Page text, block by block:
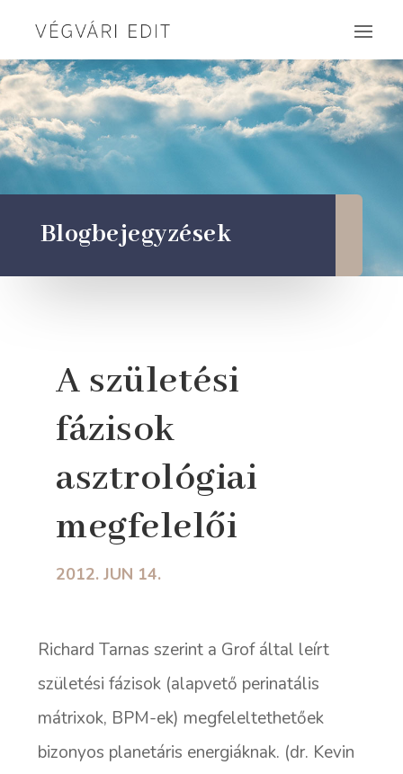
Blogbejegyzések
A születési
fázisok
asztrológiai
megfelelői
2012. JUN 14.
Richard Tarnas szerint a Grof által leírt
születési fázisok (alapvető perinatális
mátrixok, BPM-ek) megfeleltethetőek
bizonyos planetáris energiáknak. (dr. Kevin